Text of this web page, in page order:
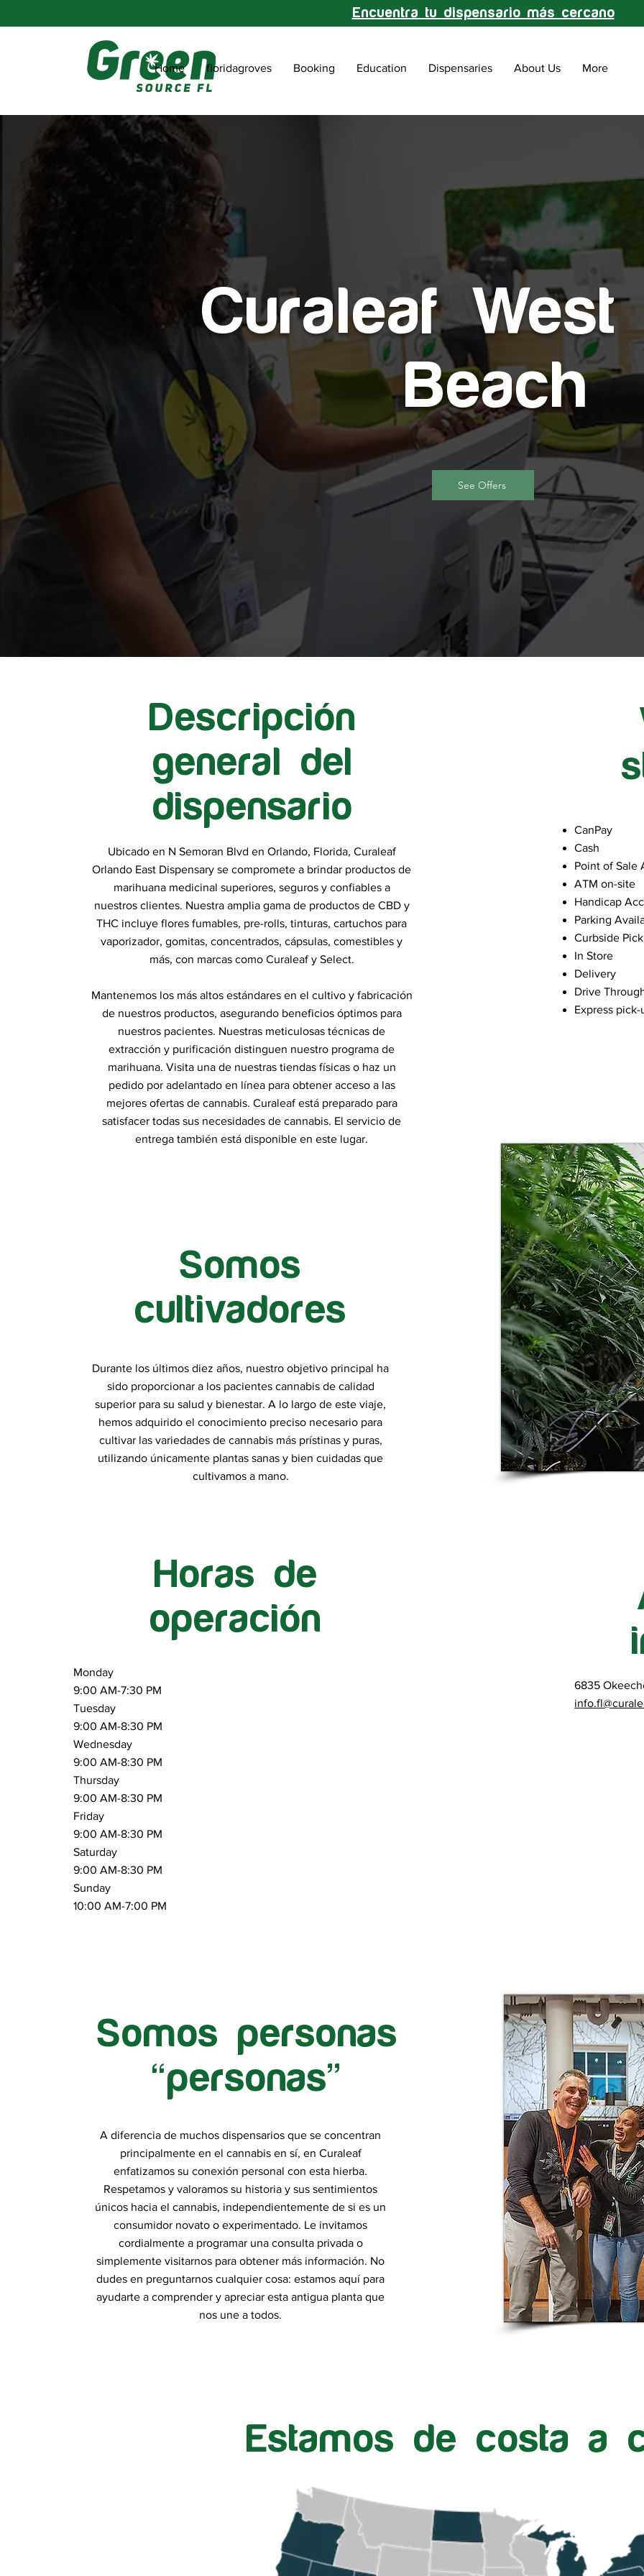
Home floridagroves Booking Education Dispensaries About Us More
Encuentra tu dispensario más cercano
Curaleaf West
Beach
See Offers
Descripción
general del
dispensario
Ubicado en N Semoran Blvd en Orlando, Florida, Curaleaf
Orlando East Dispensary se compromete a brindar productos de
marihuana medicinal superiores, seguros y confiables a
nuestros clientes. Nuestra amplia gama de productos de CBD y
THC incluye flores fumables, pre-rolls, tinturas, cartuchos para
vaporizador, gomitas, concentrados, cápsulas, comestibles y
más, con marcas como Curaleaf y Select.
Mantenemos los más altos estándares en el cultivo y fabricación
de nuestros productos, asegurando beneficios óptimos para
nuestros pacientes. Nuestras meticulosas técnicas de
extracción y purificación distinguen nuestro programa de
marihuana. Visita una de nuestras tiendas físicas o haz un
pedido por adelantado en línea para obtener acceso a las
mejores ofertas de cannabis. Curaleaf está preparado para
satisfacer todas sus necesidades de cannabis. El servicio de
entrega también está disponible en este lugar.
CanPay
Cash
Point of Sale
ATM on-site
Handicap
Parking
Curbside
In Store
Delivery
Drive
Express pick-
Somos
cultivadores
Durante los últimos diez años, nuestro objetivo principal ha
sido proporcionar a los pacientes cannabis de calidad
superior para su salud y bienestar. A lo largo de este viaje,
hemos adquirido el conocimiento preciso necesario para
cultivar las variedades de cannabis más prístinas y puras,
utilizando únicamente plantas sanas y bien cuidadas que
cultivamos a mano.
Horas de
operación
Monday
9:00 AM-7:30 PM
Tuesday
9:00 AM-8:30 PM
Wednesday
9:00 AM-8:30 PM
Thursday
9:00 AM-8:30 PM
Friday
9:00 AM-8:30 PM
Saturday
9:00 AM-8:30 PM
Sunday
10:00 AM-7:00 PM
6835
Somos personas
“personas”
A diferencia de muchos dispensarios que se concentran
principalmente en el cannabis en sí, en Curaleaf
enfatizamos su conexión personal con esta hierba.
Respetamos y valoramos su historia y sus sentimientos
únicos hacia el cannabis, independientemente de si es un
consumidor novato o experimentado. Le invitamos
cordialmente a programar una consulta privada o
simplemente visitarnos para obtener más información. No
dudes en preguntarnos cualquier cosa: estamos aquí para
ayudarte a comprender y apreciar esta antigua planta que
nos une a todos.
Estamos de costa a